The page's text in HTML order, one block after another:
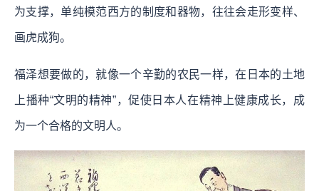
为支撑，单纯模范西方的制度和器物，往往会走形变样、
画虎成狗。
福泽想要做的，就像一个辛勤的农民一样，在日本的土地
上播种“文明的精神”，促使日本人在精神上健康成长，成
为一个合格的文明人。